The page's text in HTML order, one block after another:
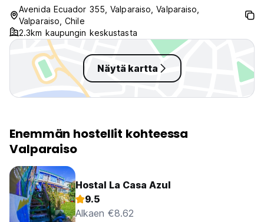
will come here
Valpo!
Avenida Ecuador 355, Valparaiso, Valparaiso,
Valparaiso, Chile
2.3km kaupungin keskustasta
Näytä kartta
Enemmän hostellit kohteessa
Valparaiso
Hostal La Casa Azul
9.5
Alkaen €8.62